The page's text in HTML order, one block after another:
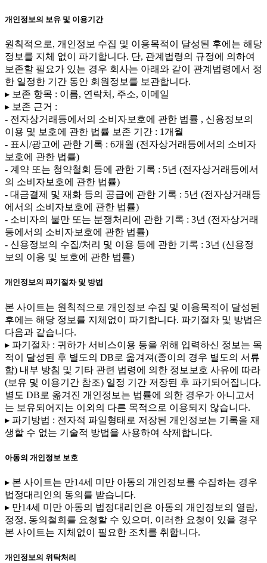
개인정보의 보유 및 이용기간
원칙적으로, 개인정보 수집 및 이용목적이 달성된 후에는 해당
정보를 지체 없이 파기합니다. 단, 관계법령의 규정에 의하여
보존할 필요가 있는 경우 회사는 아래와 같이 관계법령에서 정
한 일정한 기간 동안 회원정보를 보관합니다.
▸ 보존 항목 : 이름, 연락처, 주소, 이메일
▸ 보존 근거 :
- 전자상거래등에서의 소비자보호에 관한 법률 , 신용정보의
이용 및 보호에 관한 법률 보존 기간 : 1개월
- 표시/광고에 관한 기록 : 6개월 (전자상거래등에서의 소비자
보호에 관한 법률)
- 계약 또는 청약철회 등에 관한 기록 : 5년 (전자상거래등에서
의 소비자보호에 관한 법률)
- 대금결제 및 재화 등의 공급에 관한 기록 : 5년 (전자상거래등
에서의 소비자보호에 관한 법률)
- 소비자의 불만 또는 분쟁처리에 관한 기록 : 3년 (전자상거래
등에서의 소비자보호에 관한 법률)
- 신용정보의 수집/처리 및 이용 등에 관한 기록 : 3년 (신용정
보의 이용 및 보호에 관한 법률)
개인정보의 파기절차 및 방법
본 사이트는 원칙적으로 개인정보 수집 및 이용목적이 달성된
후에는 해당 정보를 지체없이 파기합니다. 파기절차 및 방법은
다음과 같습니다.
▸ 파기절차 : 귀하가 서비스이용 등을 위해 입력하신 정보는 목
적이 달성된 후 별도의 DB로 옮겨져(종이의 경우 별도의 서류
함) 내부 방침 및 기타 관련 법령에 의한 정보보호 사유에 따라
(보유 및 이용기간 참조) 일정 기간 저장된 후 파기되어집니다.
별도 DB로 옮겨진 개인정보는 법률에 의한 경우가 아니고서
는 보유되어지는 이외의 다른 목적으로 이용되지 않습니다.
▸ 파기방법 : 전자적 파일형태로 저장된 개인정보는 기록을 재
생할 수 없는 기술적 방법을 사용하여 삭제합니다.
아동의 개인정보 보호
▸ 본 사이트는 만14세 미만 아동의 개인정보를 수집하는 경우
법정대리인의 동의를 받습니다.
▸ 만14세 미만 아동의 법정대리인은 아동의 개인정보의 열람,
정정, 동의철회를 요청할 수 있으며, 이러한 요청이 있을 경우
본 사이트는 지체없이 필요한 조치를 취합니다.
개인정보의 위탁처리